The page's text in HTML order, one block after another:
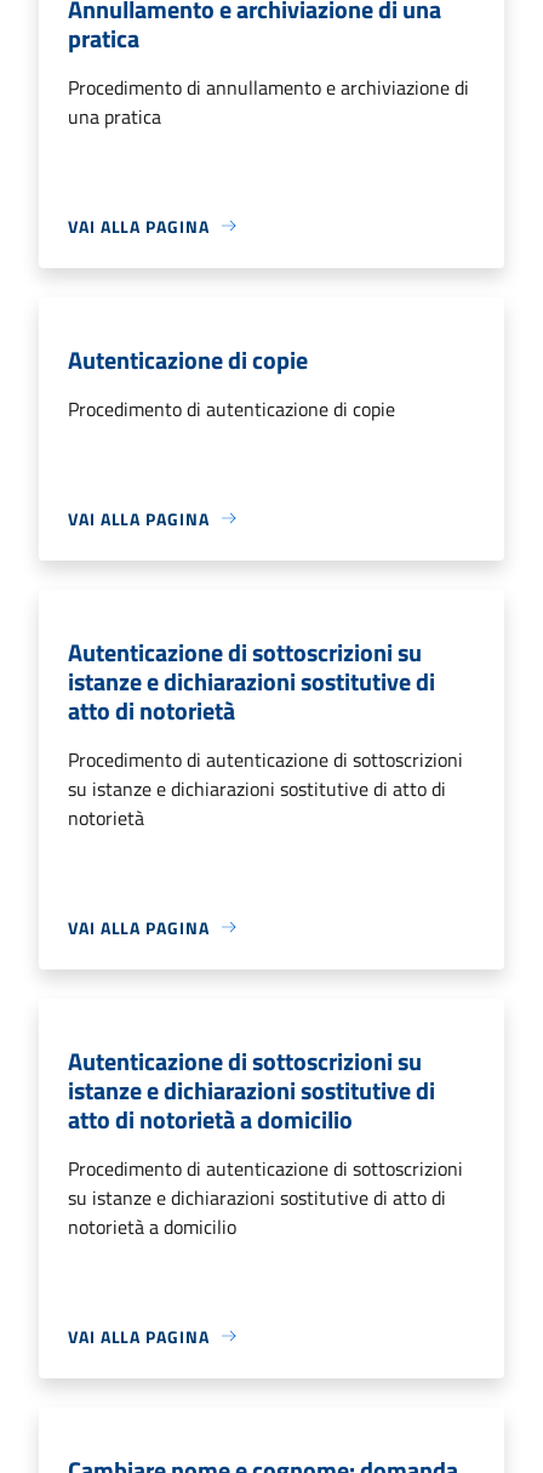
Annullamento e archiviazione di una
pratica
Procedimento di annullamento e archiviazione di
una pratica
VAI ALLA PAGINA
Autenticazione di copie
Procedimento di autenticazione di copie
VAI ALLA PAGINA
Autenticazione di sottoscrizioni su
istanze e dichiarazioni sostitutive di
atto di notorietà
Procedimento di autenticazione di sottoscrizioni
su istanze e dichiarazioni sostitutive di atto di
notorietà
VAI ALLA PAGINA
Autenticazione di sottoscrizioni su
istanze e dichiarazioni sostitutive di
atto di notorietà a domicilio
Procedimento di autenticazione di sottoscrizioni
su istanze e dichiarazioni sostitutive di atto di
notorietà a domicilio
VAI ALLA PAGINA